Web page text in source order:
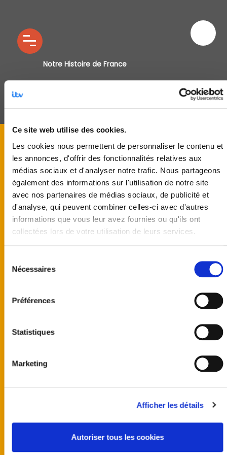
Ce site web utilise des cookies.
Les cookies nous permettent de personnaliser le contenu et
les annonces, d'offrir des fonctionnalités relatives aux
médias sociaux et d'analyser notre trafic. Nous partageons
également des informations sur l'utilisation de notre site
avec nos partenaires de médias sociaux, de publicité et
d'analyse, qui peuvent combiner celles-ci avec d'autres
informations que vous leur avez fournies ou qu'ils ont
collectées lors de votre utilisation de leurs services.
Nécessaires
Préférences
Statistiques
Marketing
Afficher les détails
Autoriser tous les cookies
Notre Histoire de France
United kingdom
Finland
Sweden
United States